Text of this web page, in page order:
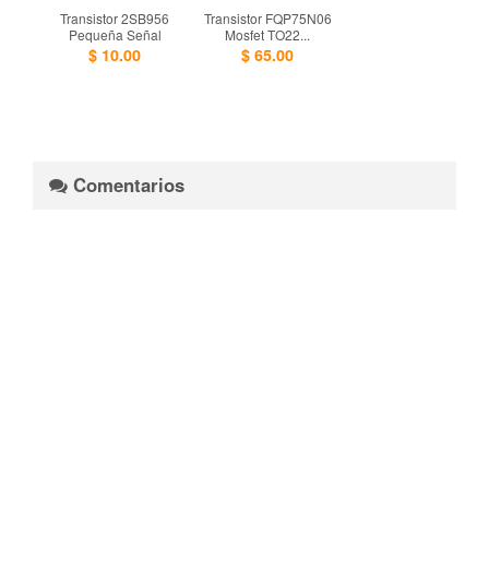
Transistor 2SB956
Pequeña Señal
$ 10.00
Transistor FQP75N06
Mosfet TO22...
$ 65.00
Comentarios